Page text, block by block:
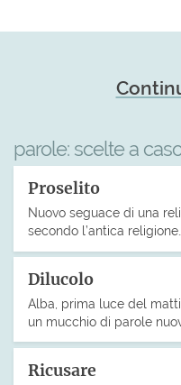
parole: scelte a
Proselito
Nuovo seguace di una
secondo l’antica religione…
Dilucolo
Alba, prima luce del
un mucchio di parole
Ricusare